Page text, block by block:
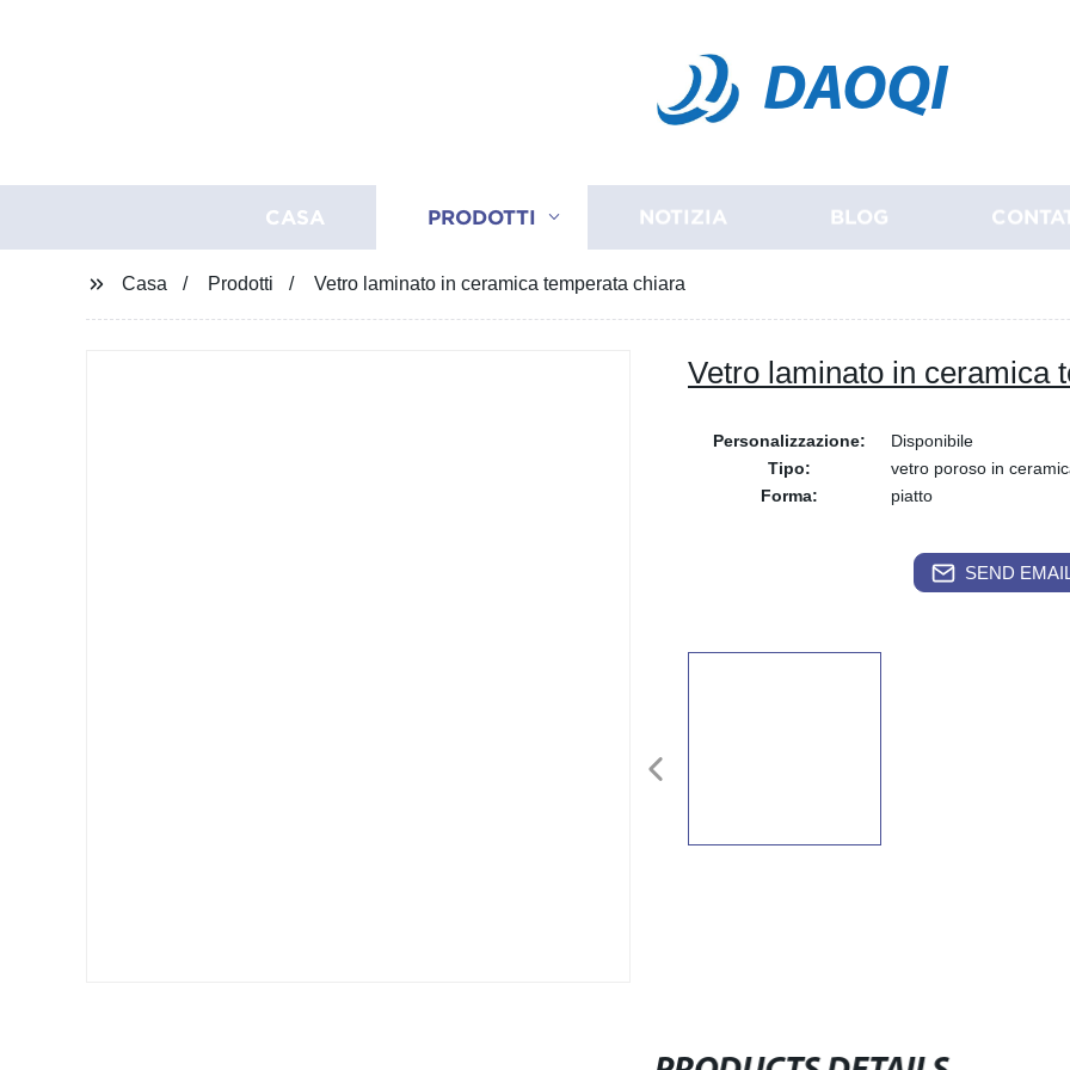
DAOQI
CASA PRODOTTI NOTIZIA BLOG
Casa Prodotti Vetro laminato in ceramica temperata chiara
Vetro laminato in ceramica
Personalizzazione:
Disponibile
Tipo:
vetro poroso in
Forma:
piatto
SEND